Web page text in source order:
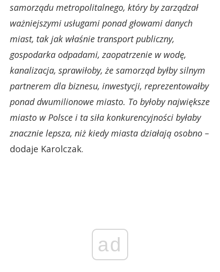
samorządu metropolitalnego, który by zarządzał
ważniejszymi usługami ponad głowami danych
miast, tak jak właśnie transport publiczny,
gospodarka odpadami, zaopatrzenie w wodę,
kanalizacja, sprawiłoby, że samorząd byłby silnym
partnerem dla biznesu, inwestycji, reprezentowałby
ponad dwumilionowe miasto. To byłoby największe
miasto w Polsce i ta siła konkurencyjności byłaby
znacznie lepsza, niż kiedy miasta działają osobno –
dodaje Karolczak.
ad